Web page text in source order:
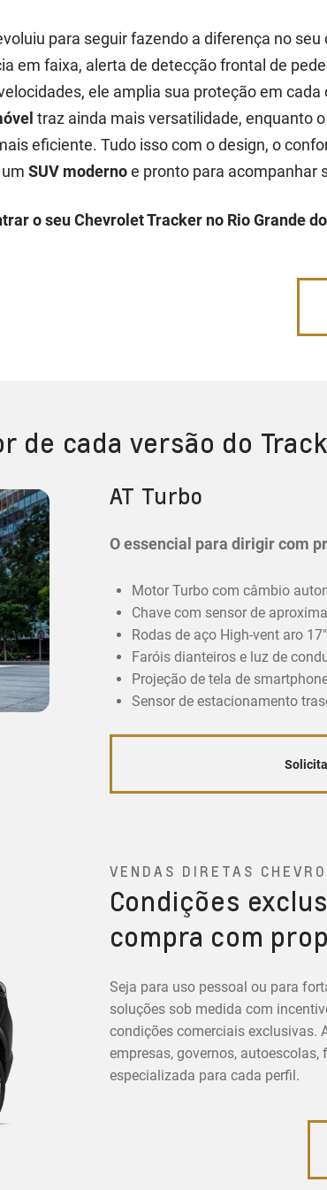
para seguir fazendo a diferença no
em faixa, alerta de detecção frontal de
ele amplia sua proteção em cada
traz ainda mais versatilidade, enquanto
eficiente. Tudo isso com o design, o
um SUV modernoe pronto para acompanhar
o seu Chevrolet Tracker no Rio Grande
de cada versão do
AT Turbo
O essencial para dirigir com
Motor Turbo com câmbio
Chave com sensor de
Rodas de aço High-vent aro
Faróis dianteiros e luz de
Projeção de tela de
Sensor de estacionamento
VENDAS DIRETAS
Condições
compra com
Seja para uso pessoal ou para
soluções sob medida com
condições comerciais exclusivas.
empresas, governos,
especializada para cada perfil.